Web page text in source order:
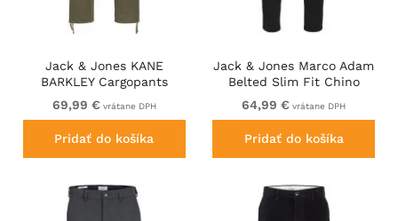
Jack & Jones KANE
BARKLEY Cargopants
Khaki
69,99 € vrátane DPH
Pridať do košíka
Jack & Jones Marco Adam
Belted Slim Fit Chino
Pants Black
64,99 € vrátane DPH
Pridať do košíka